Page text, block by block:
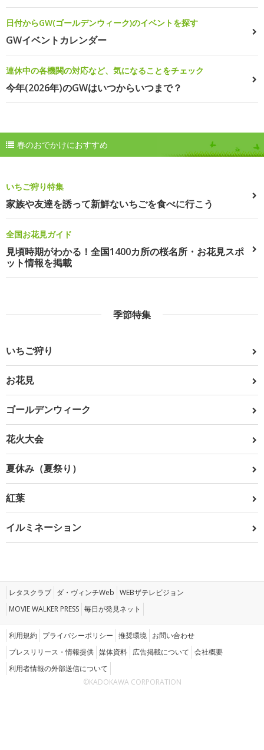
日付からGW(ゴールデンウィーク)のイベントを探す
GWイベントカレンダー
連休中の各機関の対応など、気になることをチェック
今年(2026年)のGWはいつからいつまで？
春のおでかけにおすすめ
いちご狩り特集
家族や友達を誘って新鮮ないちごを食べに行こう
全国お花見ガイド
見頃時期がわかる！全国1400カ所の桜名所・お花見スポ
ット情報を掲載
季節特集
いちご狩り
お花見
ゴールデンウィーク
花火大会
夏休み（夏祭り）
紅葉
イルミネーション
レタスクラブ ダ・ヴィンチWeb WEBザテレビジョン
MOVIE WALKER PRESS 毎日が発見ネット
利用規約 プライバシーポリシー 推奨環境 お問い合わせ
プレスリリース・情報提供 媒体資料 広告掲載について 会社概要
利用者情報の外部送信について
©KADOKAWA CORPORATION